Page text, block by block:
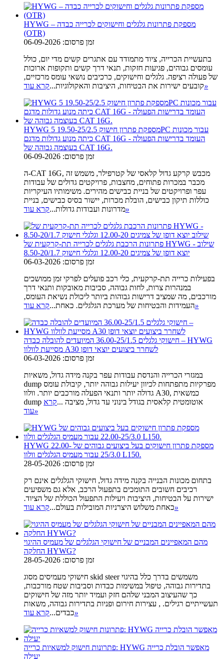
HYWG – מספקת פתרונות גלגלים וחישוקים לכרייה כבדה
(OTR)
זמן פרסום: 06-09-2026
בתעשיית הכרייה, ציוד מתמודד עם אתגרים קשים מדי יום, כולל
עומסים גבוהים, פגיעות חזקות, תנאי דרך קשים ותקופות ארוכות
של פעולה רציפה. גלגלים וחישוקים, כרכיבים נושאי עומס מרכזיים,
קובעים ישירות את הבטיחות, היציבות והאקולוגיות...קרא עוד »
HYWG מספקת פתרון חישוק 19.50-25/2.5 5PC עבור מכונות
כיתה מנוע גדולות מדגם CAT 16G - העומד בדרישות הפעולה
בעוצמה גבוהה של CAT 16G.
זמן פרסום: 06-09-2026
ה-CAT 16G, מכבש קרקע גדול קלאסי של קטרפילר, משמש זה
מכבר במכרות פתוחים, מחצבות, פרויקטים גדולים של עבודות
עפר ופרויקטים של בניית כבישים מהירים. משימותיו העיקריות
כוללות תיקון כבישים, הובלת מכרות, יישור בסיס כבישים, בניית
מדרונות ועבודות גדולות...קרא עוד »
פתרונות הרכבת גלגלים לכרייה תת-קרקעית של HYWG - שילוב
יוצא דופן של צמיגים 12.00-20 וגלגלי חישוק 8.50-20/1.7
זמן פרסום: 06-03-2026
בפעילות כרייה תת-קרקעית, כלי רכב פועלים לפרקי זמן ממושכים
במנהרות צרות, לחות גבוהה, סביבות מאובקות ותנאי דרך
מורכבים, מה שמציב דרישות גבוהות ביותר ליכולת נשיאת העומס,
העמידות והבטיחות של מערכת הגלגלים. כאחת...קרא עוד »
חישוקי גלגלים 36.00-25/1.5 המיועדים להובלה כבדה – HYWG
מסייעת לוולוו A30 לשחרר ביצועים יוצאי דופן
זמן פרסום: 06-03-2026
במגזרי הכרייה והנדסת עבודות עפר בקנה מידה גדול, משאיות
dump מפרקיות מתפתחות לכיוון יעילות גבוהה יותר, קיבולת עומס
גדולה יותר ותנאי הפעלה מורכבים יותר. וולוו A30, כמשאית
dump אוטומטית קלאסית בגודל בינוני עד גדול, מציבה ...קרא
עוד»
HYWG מספקת פתרון חישוקים בעל ביצועים גבוהים של 22.00-
25/3.0 עבור מעמיס הגלגלים וולוו L150.
זמן פרסום: 28-05-2026
בתחום מכונות הבנייה בקנה מידה גדול, חישוקי הגלגלים אינם רק
רכיבים חשובים התומכים בתפעול הרכב, אלא גם משפיעים
ישירות על הבטיחות, היציבות ויעילות התפעול הכוללת של הציוד.
כאחת משלוש היצרניות המובילות בעולם...קרא עוד »
מהם המאפיינים המבניים של חישוקי הגלגלים של מעמיס ההיגוי
החלקה HYWG?
זמן פרסום: 28-05-2026
חישוקי מעמיסים מסוג skid steer משמשים בדרך כלל בהיגוי
בתדירות גבוהה, טיפול במשימות כבדות וסביבות שטח מורכבות,
כך שהעיצוב המבני שלהם חזק ועמיד יותר מזה של חישוקים
תעשייתיים רגילים. , עצירות חירום ופניות בתדירות גבוהה, משאות
כבדים...קרא עוד »
פתרונות חישוק למשאיות כרייה: HYWG מאפשר הובלת כרייה
יעילה